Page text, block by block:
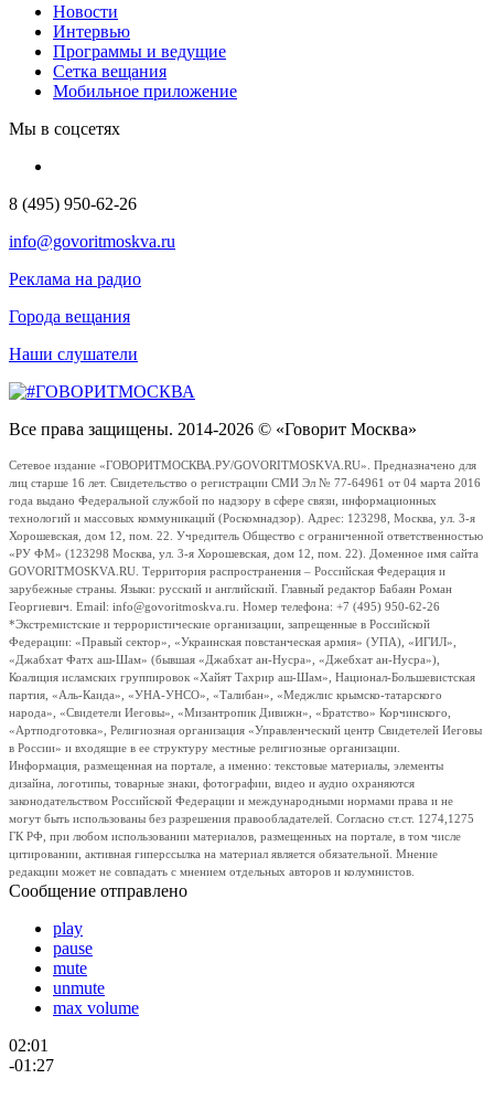
Новости
Интервью
Программы и ведущие
Сетка вещания
Мобильное приложение
Мы в соцсетях
8 (495) 950-62-26
info@govoritmoskva.ru
Реклама на радио
Города вещания
Наши слушатели
Все права защищены. 2014-2026 © «Говорит Москва»
Сетевое издание «ГОВОРИТМОСКВА.РУ/GOVORITMOSKVA.RU». Предназначено для
лиц старше 16 лет. Свидетельство о регистрации СМИ Эл № 77-64961 от 04 марта 2016
года выдано Федеральной службой по надзору в сфере связи, информационных
технологий и массовых коммуникаций (Роскомнадзор). Адрес: 123298, Москва, ул. 3-я
Хорошевская, дом 12, пом. 22. Учредитель Общество с ограниченной ответственностью
«РУ ФМ» (123298 Москва, ул. 3-я Хорошевская, дом 12, пом. 22). Доменное имя сайта
GOVORITMOSKVA.RU. Территория распространения – Российская Федерация и
зарубежные страны. Языки: русский и английский. Главный редактор Бабаян Роман
Георгиевич. Email: info@govoritmoskva.ru. Номер телефона: +7 (495) 950-62-26
*Экстремистские и террористические организации, запрещенные в Российской
Федерации: «Правый сектор», «Украинская повстанческая армия» (УПА), «ИГИЛ»,
«Джабхат Фатх аш-Шам» (бывшая «Джабхат ан-Нусра», «Джебхат ан-Нусра»),
Коалиция исламских группировок «Хайят Тахрир аш-Шам», Национал-Большевистская
партия, «Аль-Каида», «УНА-УНСО», «Талибан», «Меджлис крымско-татарского
народа», «Свидетели Иеговы», «Мизантропик Дивижн», «Братство» Корчинского,
«Артподготовка», Религиозная организация «Управленческий центр Свидетелей Иеговы
в России» и входящие в ее структуру местные религиозные организации.
Информация, размещенная на портале, а именно: текстовые материалы, элементы
дизайна, логотипы, товарные знаки, фотографии, видео и аудио охраняются
законодательством Российской Федерации и международными нормами права и не
могут быть использованы без разрешения правообладателей. Согласно ст.ст. 1274,1275
ГК РФ, при любом использовании материалов, размещенных на портале, в том числе
цитировании, активная гиперссылка на материал является обязательной. Мнение
редакции может не совпадать с мнением отдельных авторов и колумнистов.
Сообщение отправлено
play
pause
mute
unmute
max volume
02:01
-01:27